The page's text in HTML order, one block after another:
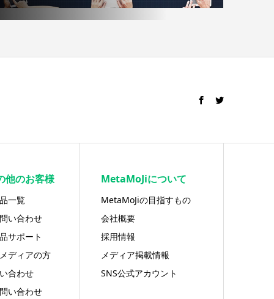
他のお客様
一覧
い合わせ
サポート
ディアの方
合わせ
い合わせ
MetaMoJiについて
MetaMoJiの目指すもの
会社概要
採用情報
メディア掲載情報
SNS公式アカウント